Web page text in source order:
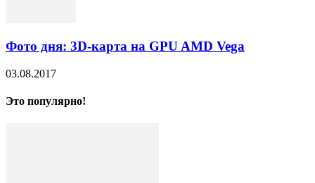
Фото дня: 3D-карта на GPU AMD Vega
03.08.2017
Это популярно!